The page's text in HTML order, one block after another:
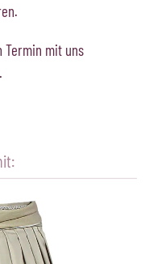
Termin mit uns